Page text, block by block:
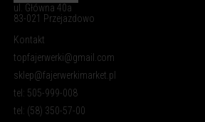
ul. Główna 40a
83-021 Przejazdowo
Kontakt
topfajerwerki@gmail.com
sklep@fajerwerkimarket.pl
tel: 505-999-008
tel: (58) 350-57-00